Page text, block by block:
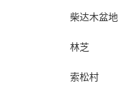
柴达木盆地
林芝
索松村